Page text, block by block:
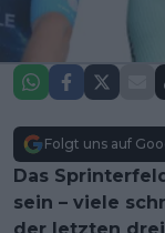
Folgt uns auf
Das
sein – viele